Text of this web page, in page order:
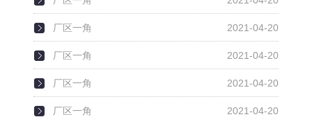
厂区一角 2021-04-20
厂区一角 2021-04-20
厂区一角 2021-04-20
厂区一角 2021-04-20